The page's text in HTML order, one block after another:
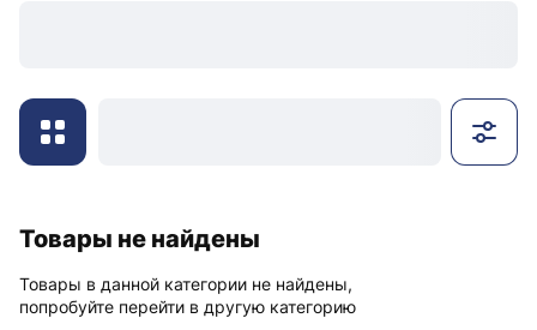
Товары не найдены
Товары в данной категории не найдены,
попробуйте перейти в другую категорию